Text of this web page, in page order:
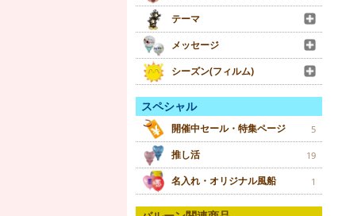
テーマ
メッセージ
シーズン(フィルム)
スペシャル
開催中セール・特集ページ 5
推し活 19
名入れ・オリジナル風船 1